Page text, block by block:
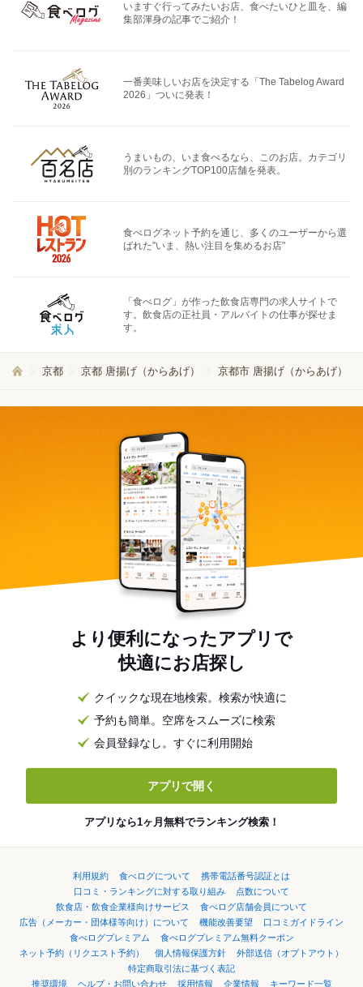
いますぐ行ってみたいお店、食べたいひと皿を、編
集部渾身の記事でご紹介！
一番美味しいお店を決定する「The Tabelog Award
2026」ついに発表！
うまいもの、いま食べるなら、このお店。カテゴリ
別のランキングTOP100店舗を発表。
食べログネット予約を通じ、多くのユーザーから選
ばれた"いま、熱い注目を集めるお店"
「食べログ」が作った飲食店専門の求人サイトで
す。飲食店の正社員・アルバイトの仕事が探せま
す。
京都 京都 唐揚げ（からあげ） 京都市 唐揚げ（からあげ）
より便利になったアプリで
快適にお店探し
クイックな現在地検索。検索が快適に
予約も簡単。空席をスムーズに検索
会員登録なし。すぐに利用開始
アプリで開く
アプリなら1ヶ月無料でランキング検索！
利用規約 食べログについて
携帯電話番号認証とは
口コミ・ランキングに対する取り組み
点数について
飲食店・飲食企業様向けサービス
食べログ店舗会員について
広告（メーカー・団体様等向け）について
機能改善要望
口コミガイドライン
食べログプレミアム
食べログプレミアム無料クーポン
ネット予約（リクエスト予約）
個人情報保護方針
外部送信（オプトアウト）
特定商取引法に基づく表記
推奨環境
ヘルプ・お問い合わせ 採用情報 企業情報 キーワード一覧